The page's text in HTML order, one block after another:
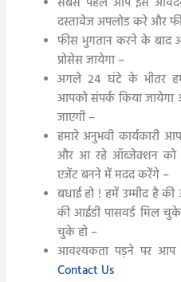
सबसे पहले आप इस आवेदन
दस्तावेज अपलोड करे और
फीस भुगतान करने के बाद
प्रोसेस जायेगा –
अगले २४ घंटे के भीतर
आपको संपर्क किया जायेगा
जाएगी –
हमारे अनुभवी कार्यकारी
और आ रहे ऑब्जेक्शन को
एजेंट बनने में मदद करेंगे –
बधाई हो ! हमें उम्मीद है
की आईडी पासवर्ड मिल
चुके हो –
आवश्यकता पड़ने पर
Contact Us